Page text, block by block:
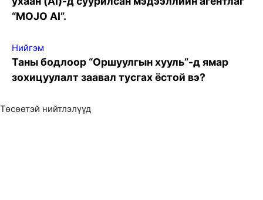
“MOJO AI”.
Нийгэм
Таны бодлоор “Оршуулгын хууль”-д ямар
зохицуулалт заавал тусгах ёстой вэ?
Төсөөтэй нийтлэлүүд